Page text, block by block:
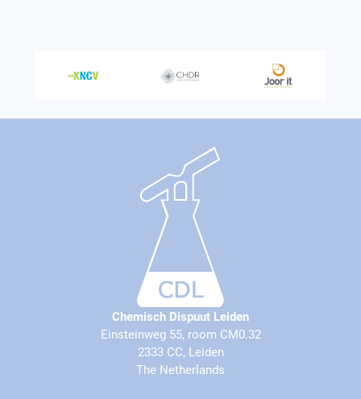
Chemisch Dispuut Leiden
Einsteinweg 55, room CM0.32
2333 CC, Leiden
The Netherlands